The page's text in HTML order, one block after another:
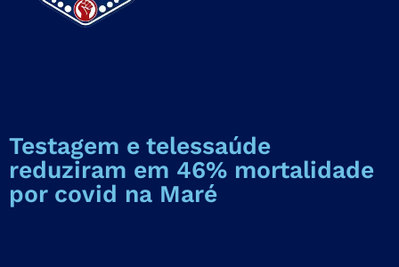
Testagem e telessaúde
reduziram em 46% mortalidade
por covid na Maré